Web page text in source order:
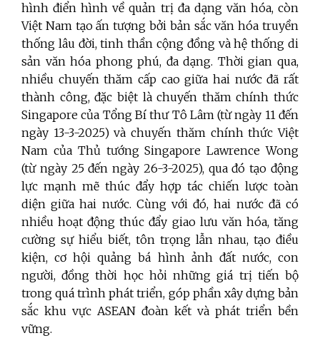
hình điển hình về quản trị đa dạng văn hóa, còn
Việt Nam tạo ấn tượng bởi bản sắc văn hóa truyền
thống lâu đời, tinh thần cộng đồng và hệ thống di
sản văn hóa phong phú, đa dạng. Thời gian qua,
nhiều chuyến thăm cấp cao giữa hai nước đã rất
thành công, đặc biệt là chuyến thăm chính thức
Singapore của Tổng Bí thư Tô Lâm (từ ngày 11 đến
ngày 13-3-2025) và chuyến thăm chính thức Việt
Nam của Thủ tướng Singapore Lawrence Wong
(từ ngày 25 đến ngày 26-3-2025), qua đó tạo động
lực mạnh mẽ thúc đẩy hợp tác chiến lược toàn
diện giữa hai nước. Cùng với đó, hai nước đã có
nhiều hoạt động thúc đẩy giao lưu văn hóa, tăng
cường sự hiểu biết, tôn trọng lẫn nhau, tạo điều
kiện, cơ hội quảng bá hình ảnh đất nước, con
người, đồng thời học hỏi những giá trị tiến bộ
trong quá trình phát triển, góp phần xây dựng bản
sắc khu vực ASEAN đoàn kết và phát triển bền
vững.